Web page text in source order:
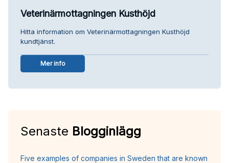
Veterinärmottagningen Kusthöjd
Hitta information om Veterinärmottagningen Kusthöjd
kundtjänst.
Mer info
Senaste Blogginlägg
Five examples of companies in Sweden that are known